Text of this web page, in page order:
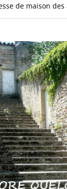
de maison des